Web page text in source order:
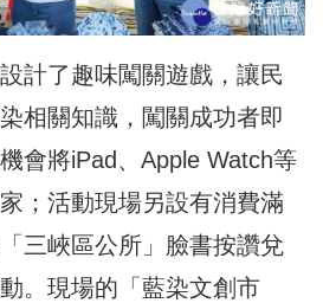
計了趣味闖關遊戲，讓民
相關知識，闖關成功者即
會將iPad、Apple Watch等
；活動現場另設有消費滿
三峽區公所」臉書按讚兌
。現場的「藍染文創市